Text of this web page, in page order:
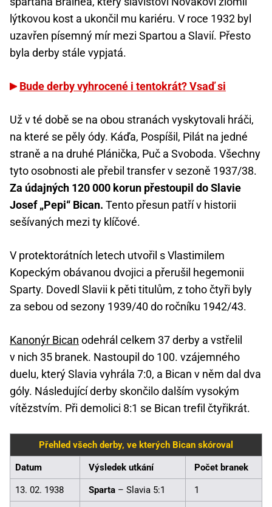
lýtkovou kost a ukončil mu kariéru. V roce 1932 byl
uzavřen písemný mír mezi Spartou a Slavií. Přesto
byla derby stále vypjatá.
Bude derby vyhrocené i tentokrát? Vsaď si
Už v té době se na obou stranách vyskytovali hráči,
na které se pěly ódy. Káďa, Pospíšil, Pilát na jedné
straně a na druhé Plánička, Puč a Svoboda. Všechny
tyto osobnosti ale přebil transfer v sezoně 1937/38.
Za údajných 120 000 korun přestoupil do Slavie
Josef „Pepi“ Bican. Tento přesun patří v historii
sešívaných mezi ty klíčové.
V protektorátních letech utvořil s Vlastimilem
Kopeckým obávanou dvojici a přerušil hegemonii
Sparty. Dovedl Slavii k pěti titulům, z toho čtyři byly
za sebou od sezony 1939/40 do ročníku 1942/43.
Kanonýr Bican odehrál celkem 37 derby a vstřelil
v nich 35 branek. Nastoupil do 100. vzájemného
duelu, který Slavia vyhrála 7:0, a Bican v něm dal dva
góly. Následující derby skončilo dalším vysokým
vítězstvím. Při demolici 8:1 se Bican trefil čtyřikrát.
Přehled všech derby, ve kterých Bican skóroval
Datum Výsledek utkání Počet branek
13. 02. 1938 Sparta – Slavia 5:1 1